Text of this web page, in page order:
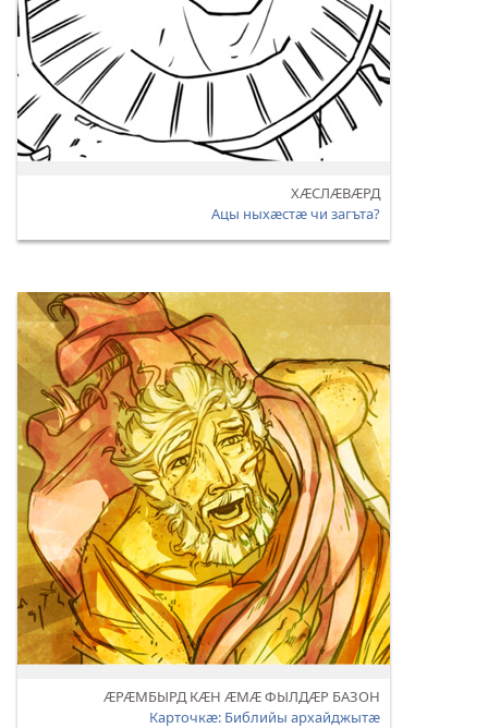
ХӔСЛӔВӔРД
Ацы ныхӕстӕ чи загъта?
ӔРӔМБЫРД КӔН ӔМӔ ФЫЛДӔР БАЗОН
Карточкӕ: Библийы архайджытӕ